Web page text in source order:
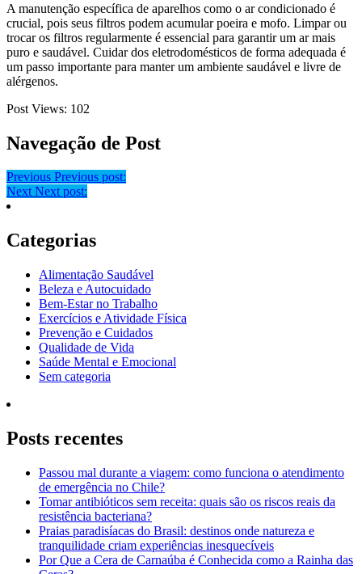
A manutenção específica de aparelhos como o ar condicionado é
crucial, pois seus filtros podem acumular poeira e mofo. Limpar ou
trocar os filtros regularmente é essencial para garantir um ar mais
puro e saudável. Cuidar dos eletrodomésticos de forma adequada é
um passo importante para manter um ambiente saudável e livre de
alérgenos.
Post Views: 102
Navegação de Post
Previous Previous post:
Next Next post:
Categorias
Alimentação Saudável
Beleza e Autocuidado
Bem-Estar no Trabalho
Exercícios e Atividade Física
Prevenção e Cuidados
Qualidade de Vida
Saúde Mental e Emocional
Sem categoria
Posts recentes
Passou mal durante a viagem: como funciona o atendimento
de emergência no Chile?
Tomar antibióticos sem receita: quais são os riscos reais da
resistência bacteriana?
Praias paradisíacas do Brasil: destinos onde natureza e
tranquilidade criam experiências inesquecíveis
Por Que a Cera de Carnaúba é Conhecida como a Rainha das